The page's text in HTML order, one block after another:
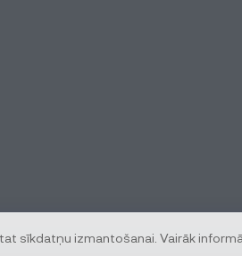
sīkdatņu izmantošanai. Vairāk